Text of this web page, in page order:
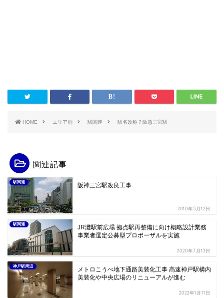
HOME エリア別 駅関連 駅名改称？阪急三宮駅
関連記事
駅関連 阪神三宮駅改良工事
2010年5月12日
駅関連
JR灘駅前広場 拠点駅再整備に向け概略設計業務
事業者選定公募型プロポーザルを実施
2020年7月13日
神戸駅周辺
メトロこうべ地下通路美装化工事 高速神戸駅構内
美装化や中央広場のリニューアルが進む
2022年1月11日